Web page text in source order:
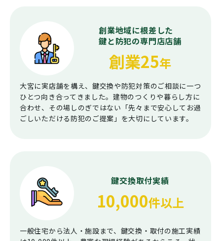
創業地域に根差した
鍵と防犯の専門店店舗
創業25年
大宮に実店舗を構え、鍵交換や防犯対策のご相談に一つ
ひとつ向き合ってきました。建物のつくりや暮らし方に
合わせ、その場しのぎではない「先々まで安心してお過
ごしいただける防犯のご提案」を大切にしています。
鍵交換取付実績
10,000件以上
一般住宅から法人・施設まで、鍵交換・取付の施工実績